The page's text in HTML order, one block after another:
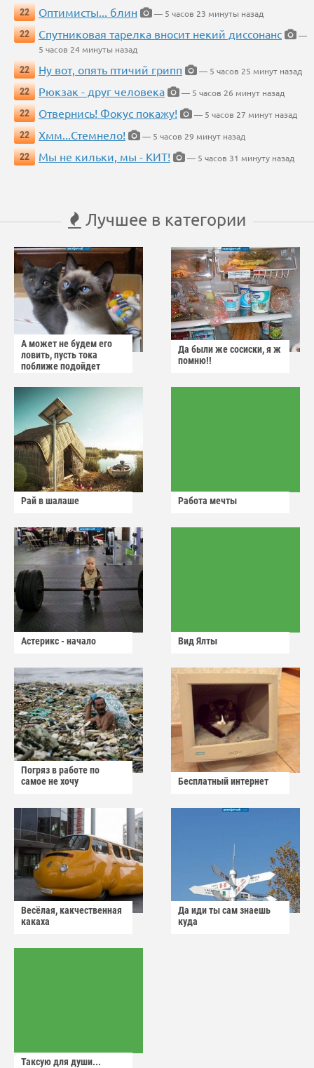
22
Оптимисты... блин
— 5 часов 23 минуты назад
22
Спутниковая тарелка вносит некий диссонанс
—
5 часов 24 минуты назад
22
Ну вот, опять птичий грипп
— 5 часов 25 минут назад
22
Рюкзак - друг человека
— 5 часов 26 минут назад
22
Отвернись! Фокус покажу!
— 5 часов 27 минут назад
22
Хмм...Стемнело!
— 5 часов 29 минут назад
22
Мы не кильки, мы - КИТ! — 5 часов 31 минуту назад
Лучшее в категории
А может не будем его
ловить, пусть тока
поближе подойдет
Да были же сосиски, я ж
помню!!
Рай в шалаше Работа мечты
Астерикс - начало Вид Ялты
Погряз в работе по
самое не хочу
Бесплатный интернет
Весёлая, какчественная
какаха
Да иди ты сам знаешь
куда
Таксую для души...